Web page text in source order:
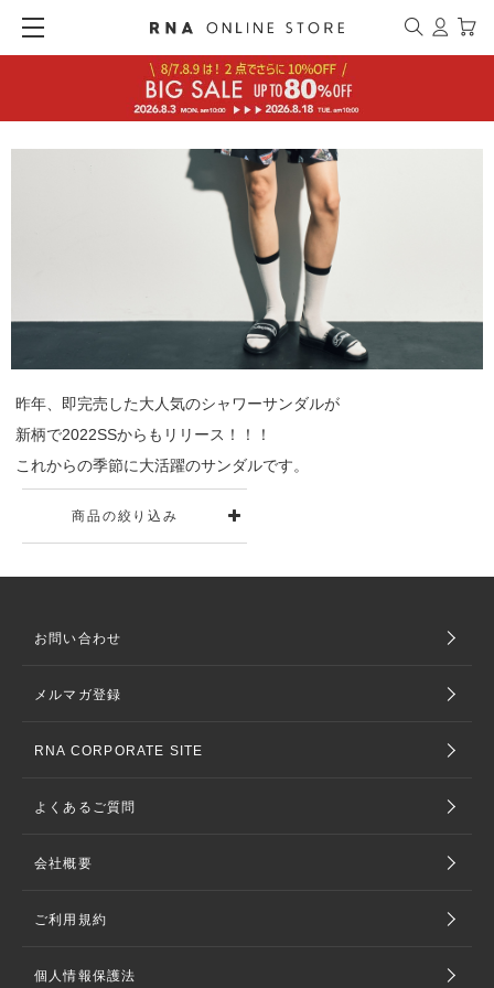
昨年、即完売した大人気のシャワーサンダルが
新柄で2022SSからもリリース！！！
これからの季節に大活躍のサンダルです。
商品の絞り込み
お問い合わせ
メルマガ登録
RNA CORPORATE SITE
よくあるご質問
会社概要
ご利用規約
個人情報保護法